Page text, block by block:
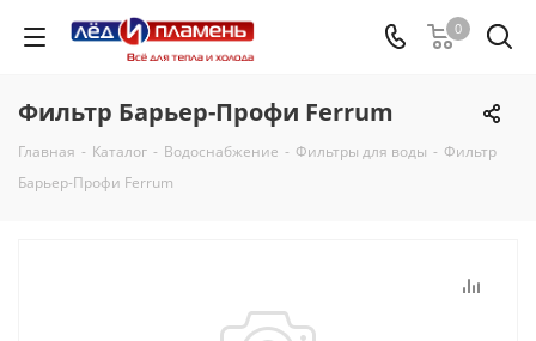
0
Фильтр Барьер-Профи Ferrum
Главная - Каталог - Водоснабжение - Фильтры для воды - Фильтр
Барьер-Профи Ferrum